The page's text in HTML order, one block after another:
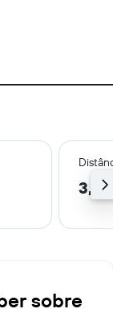
3,7
sobre